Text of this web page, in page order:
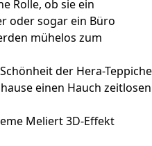
Rolle, ob sie ein
oder sogar ein Büro
mühelos zum
der Hera-Teppiche
einen Hauch zeitlosen
Meliert 3D-Effekt